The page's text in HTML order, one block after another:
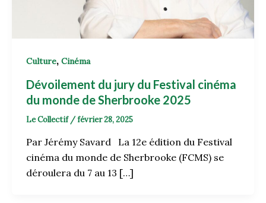
Culture, Cinéma
Dévoilement du jury du Festival cinéma
du monde de Sherbrooke 2025
Le Collectif /février 28, 2025
Par Jérémy Savard La 12e édition du Festival
cinéma du monde de Sherbrooke (FCMS) se
déroulera du 7 au 13 […]